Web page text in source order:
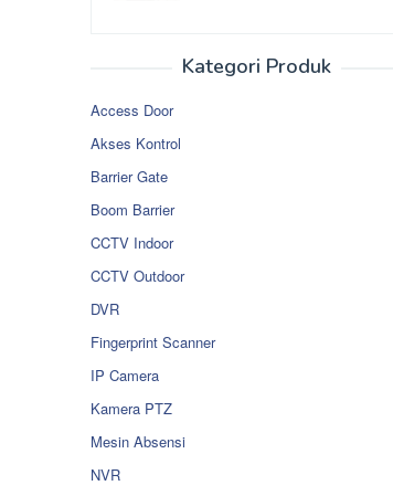
Kategori Produk
Access Door
Akses Kontrol
Barrier Gate
Boom Barrier
CCTV Indoor
CCTV Outdoor
DVR
Fingerprint Scanner
IP Camera
Kamera PTZ
Mesin Absensi
NVR